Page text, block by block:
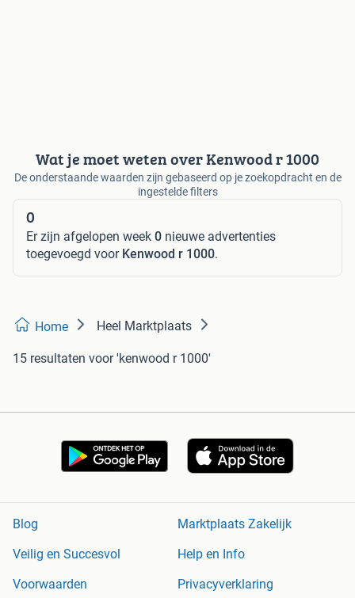
Wat je moet weten over Kenwood r 1000
De onderstaande waarden zijn gebaseerd op je zoekopdracht en de
ingestelde filters
0
Er zijn afgelopen week 0 nieuwe advertenties
toegevoegd voor Kenwood r 1000.
Home Heel Marktplaats
15 resultaten voor 'kenwood r 1000'
Blog
Marktplaats Zakelijk
Veilig en Succesvol
Help en Info
Voorwaarden
Privacyverklaring